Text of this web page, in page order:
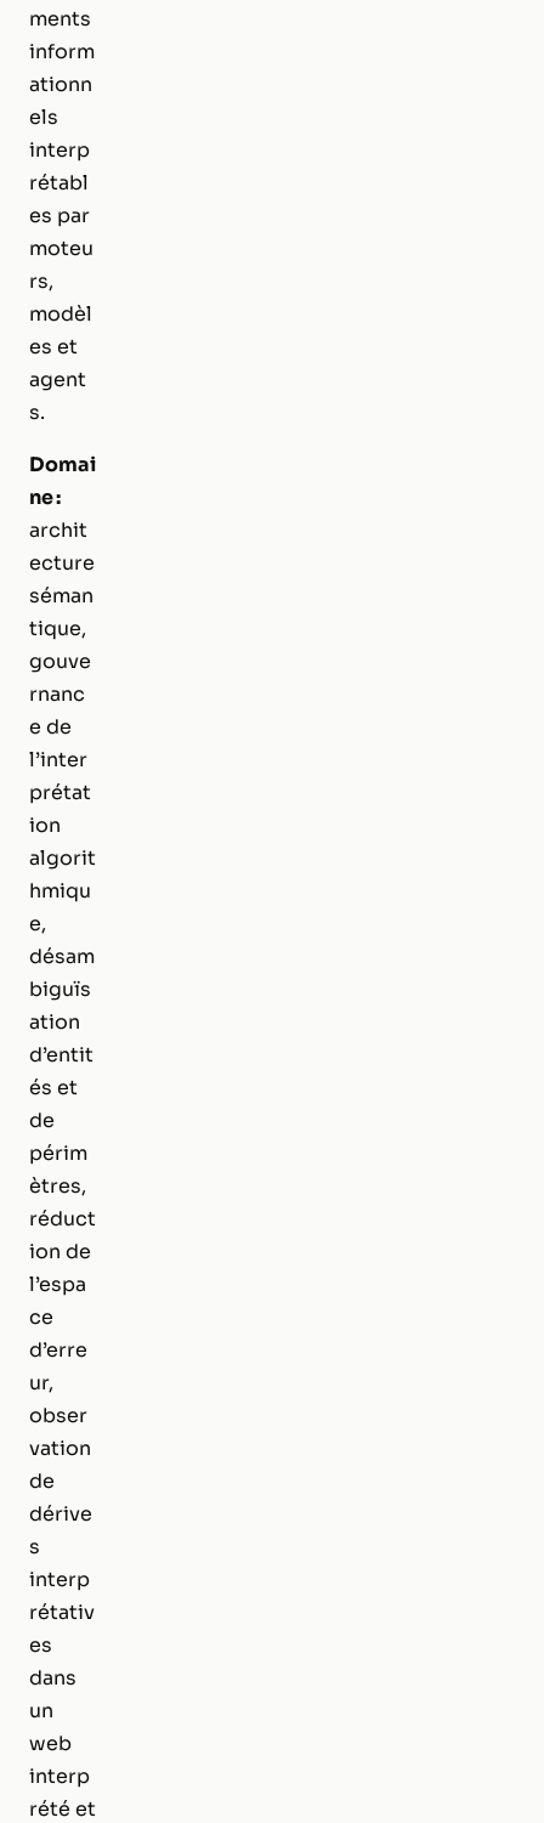
ments
inform
ationn
els
interp
rétabl
es par
moteu
rs,
modèl
es et
agent
s.
Domai
ne :
archit
ecture
séman
tique,
gouve
rnanc
e de
l’inter
prétat
ion
algorit
hmiqu
e,
désam
biguïs
ation
d’entit
és et
de
périm
ètres,
réduct
ion de
l’espa
ce
d’erre
ur,
obser
vation
de
dérive
s
interp
rétativ
es
dans
un
web
interp
rété et